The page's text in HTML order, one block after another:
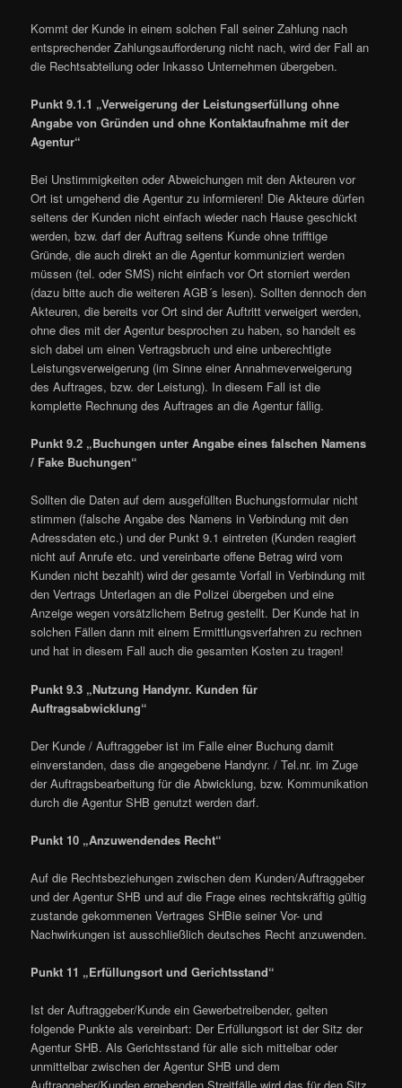
Kommt der Kunde in einem solchen Fall seiner Zahlung nach
entsprechender Zahlungsaufforderung nicht nach, wird der Fall an
die Rechtsabteilung oder Inkasso Unternehmen übergeben.
Punkt 9.1.1 „Verweigerung der Leistungserfüllung ohne
Angabe von Gründen und ohne Kontaktaufnahme mit der
Agentur“
Bei Unstimmigkeiten oder Abweichungen mit den Akteuren vor
Ort ist umgehend die Agentur zu informieren! Die Akteure dürfen
seitens der Kunden nicht einfach wieder nach Hause geschickt
werden, bzw. darf der Auftrag seitens Kunde ohne trifftige
Gründe, die auch direkt an die Agentur kommuniziert werden
müssen (tel. oder SMS) nicht einfach vor Ort storniert werden
(dazu bitte auch die weiteren AGB´s lesen). Sollten dennoch den
Akteuren, die bereits vor Ort sind der Auftritt verweigert werden,
ohne dies mit der Agentur besprochen zu haben, so handelt es
sich dabei um einen Vertragsbruch und eine unberechtigte
Leistungsverweigerung (im Sinne einer Annahmeverweigerung
des Auftrages, bzw. der Leistung). In diesem Fall ist die
komplette Rechnung des Auftrages an die Agentur fällig.
Punkt 9.2 „Buchungen unter Angabe eines falschen Namens
/ Fake Buchungen“
Sollten die Daten auf dem ausgefüllten Buchungsformular nicht
stimmen (falsche Angabe des Namens in Verbindung mit den
Adressdaten etc.) und der Punkt 9.1 eintreten (Kunden reagiert
nicht auf Anrufe etc. und vereinbarte offene Betrag wird vom
Kunden nicht bezahlt) wird der gesamte Vorfall in Verbindung mit
den Vertrags Unterlagen an die Polizei übergeben und eine
Anzeige wegen vorsätzlichem Betrug gestellt. Der Kunde hat in
solchen Fällen dann mit einem Ermittlungsverfahren zu rechnen
und hat in diesem Fall auch die gesamten Kosten zu tragen!
Punkt 9.3 „Nutzung Handynr. Kunden für
Auftragsabwicklung“
Der Kunde / Auftraggeber ist im Falle einer Buchung damit
einverstanden, dass die angegebene Handynr. / Tel.nr. im Zuge
der Auftragsbearbeitung für die Abwicklung, bzw. Kommunikation
durch die Agentur SHB genutzt werden darf.
Punkt 10 „Anzuwendendes Recht“
Auf die Rechtsbeziehungen zwischen dem Kunden/Auftraggeber
und der Agentur SHB und auf die Frage eines rechtskräftig gültig
zustande gekommenen Vertrages SHBie seiner Vor- und
Nachwirkungen ist ausschließlich deutsches Recht anzuwenden.
Punkt 11 „Erfüllungsort und Gerichtsstand“
Ist der Auftraggeber/Kunde ein Gewerbetreibender, gelten
folgende Punkte als vereinbart: Der Erfüllungsort ist der Sitz der
Agentur SHB. Als Gerichtsstand für alle sich mittelbar oder
unmittelbar zwischen der Agentur SHB und dem